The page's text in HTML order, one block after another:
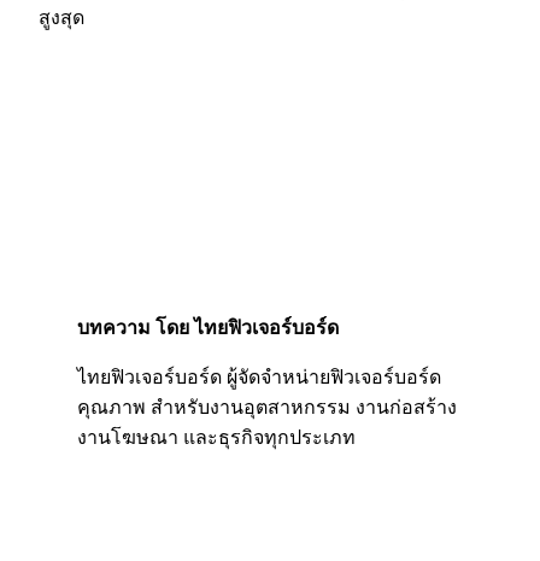
สูงสุด
บทความ โดย ไทยฟิวเจอร์บอร์ด
ไทยฟิวเจอร์บอร์ด ผู้จัดจำหน่ายฟิวเจอร์บอร์ด
คุณภาพ สำหรับงานอุตสาหกรรม งานก่อสร้าง
งานโฆษณา และธุรกิจทุกประเภท